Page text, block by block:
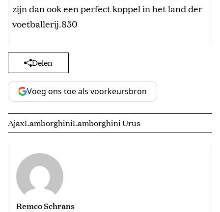
zijn dan ook een perfect koppel in het land der
voetballerij.850
Delen
Voeg ons toe als voorkeursbron
AjaxLamborghiniLamborghini Urus
Remco Schrans